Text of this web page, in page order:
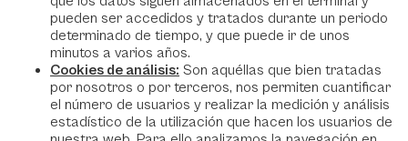
pueden ser accedidos y tratados durante un periodo
determinado de tiempo, y que puede ir de unos
minutos a varios años.
Cookies de análisis: Son aquéllas que bien tratadas
por nosotros o por terceros, nos permiten cuantificar
el número de usuarios y realizar la medición y análisis
estadístico de la utilización que hacen los usuarios de